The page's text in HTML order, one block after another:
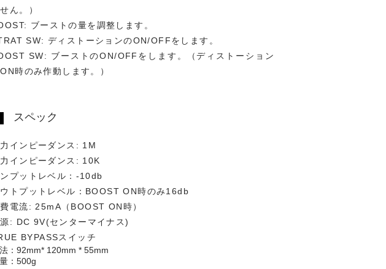
ん。）
ブーストの量を調整します。
SW: ディストーションのON/OFFをします。
SW: ブーストのON/OFFをします。（ディストーション
時のみ作動します。）
スペック
力インピーダンス: 1M
インピーダンス: 10K
プットレベル：-10db
トプットレベル：BOOST ON時のみ16db
電流: 25mA（BOOST ON時）
: DC 9V(センターマイナス)
BYPASSスイッチ
：92mm* 120mm * 55mm
：500g